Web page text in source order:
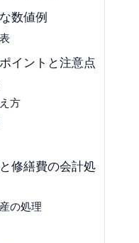
数値例
イントと注意点
方
修繕費の会計処
の処理